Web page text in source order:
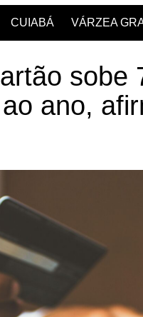
CUIABÁ VÁRZEA
sobe
ano,